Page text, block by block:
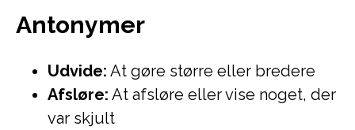
Antonymer
Udvide: At gøre større eller bredere
Afsløre: At afsløre eller vise noget, der
var skjult